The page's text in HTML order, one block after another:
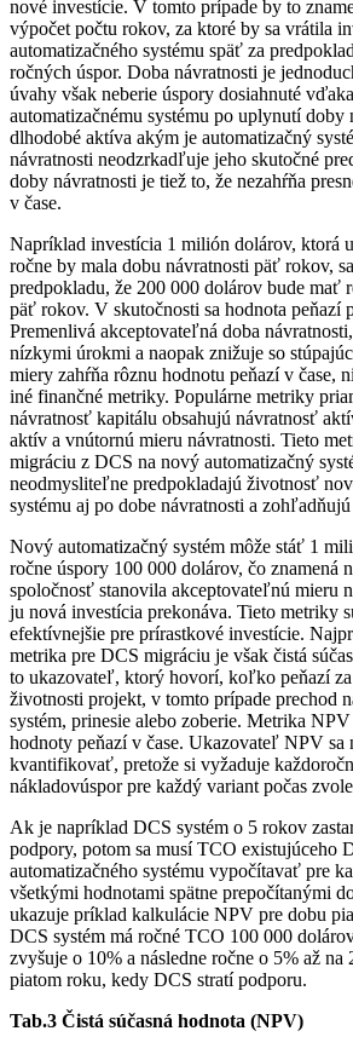
nové investície. V tomto prípade by to
výpočet počtu rokov, za ktoré by sa vrátila
automatizačného systému späť za
ročných úspor. Doba návratnosti je
úvahy však neberie úspory dosiahnuté
automatizačnému systému po uplynutí doby
dlhodobé aktíva akým je automatizačný
návratnosti neodzrkadľuje jeho skutočné
doby návratnosti je tiež to, že nezahŕňa
v čase.
Napríklad investícia 1 milión dolárov, ktorá
ročne by mala dobu návratnosti päť rokov,
predpokladu, že 200 000 dolárov bude mať
päť rokov. V skutočnosti sa hodnota peňazí
Premenlivá akceptovateľná doba
nízkymi úrokmi a naopak znižuje so
miery zahŕňa rôznu hodnotu peňazí v čase,
iné finančné metriky. Populárne metriky
návratnosť kapitálu obsahujú návratnosť
aktív a vnútornú mieru návratnosti. Tieto
migráciu z DCS na nový automatizačný
neodmysliteľne predpokladajú životnosť
systému aj po dobe návratnosti a
Nový automatizačný systém môže stáť 1
ročne úspory 100 000 dolárov, čo znamená
spoločnosť stanovila akceptovateľnú mieru
ju nová investícia prekonáva. Tieto metriky
efektívnejšie pre prírastkové investície.
metrika pre DCS migráciu je však čistá
to ukazovateľ, ktorý hovorí, koľko peňazí
životnosti projekt, v tomto prípade prechod
systém, prinesie alebo zoberie. Metrika
hodnoty peňazí v čase. Ukazovateľ NPV sa
kvantifikovať, pretože si vyžaduje
nákladovúspor pre každý variant počas
Ak je napríklad DCS systém o 5 rokov
podpory, potom sa musí TCO existujúceho
automatizačného systému vypočítavať pre
všetkými hodnotami spätne prepočítanými
ukazuje príklad kalkulácie NPV pre dobu
DCS systém má ročné TCO 100 000
zvyšuje o 10% a následne ročne o 5% až na
piatom roku, kedy DCS stratí podporu.
Tab.3 Čistá súčasná hodnota (NPV)